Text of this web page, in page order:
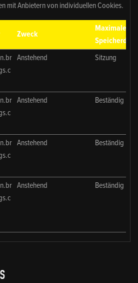
mit Anbietern von individuellen Cookies.
Zweck
Maximale
Anstehend Sitzung
Anstehend Beständig
Anstehend Beständig
Anstehend Beständig